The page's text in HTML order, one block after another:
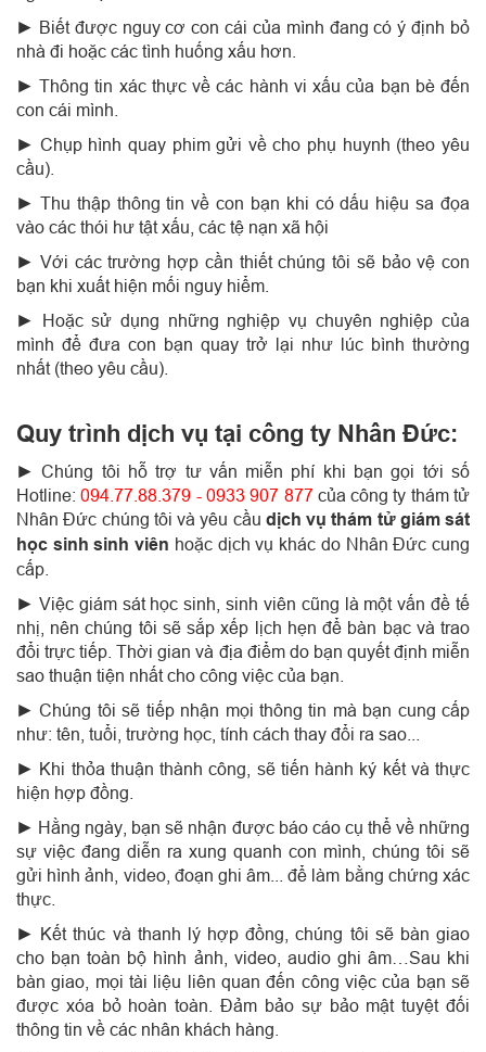
► Biết được nguy cơ con cái của mình đang có ý định bỏ
nhà đi hoặc các tình huống xấu hơn.
►Thông tin xác thực về các hành vi xấu của bạn bè đến
con cái mình.
► Chụp hình quay phim gửi về cho phụ huynh (theo yêu
cầu).
► Thu thập thông tin về con bạn khi có dấu hiệu sa đọa
vào các thói hư tật xấu, các tệ nạn xã hội
► Với các trường hợp cần thiết chúng tôi sẽ bảo vệ con
bạn khi xuất hiện mối nguy hiểm.
► Hoặc sử dụng những nghiệp vụ chuyên nghiệp của
mình để đưa con bạn quay trở lại như lúc bình thường
nhất (theo yêu cầu).
Quy trình dịch vụ tại công ty Nhân Đức:
►Chúng tôi hỗ trợ tư vấn miễn phí khi bạn gọi tới số
Hotline:094.77.88.379 - 0933 907 877của công ty thám tử
Nhân Đức chúng tôi và yêu cầu dịch vụ thám tử giám sát
học sinh sinh viên hoặc dịch vụ khác do Nhân Đức cung
cấp.
► Việc giám sát học sinh, sinh viên cũng là một vấn đề tế
nhị, nên chúng tôi sẽ sắp xếp lịch hẹn để bàn bạc và trao
đổi trực tiếp. Thời gian và địa điểm do bạn quyết định miễn
sao thuận tiện nhất cho công việc của bạn.
►Chúng tôi sẽ tiếp nhận mọi thông tin mà bạn cung cấp
như: tên, tuổi, trường học, tính cách thay đổi ra sao...
► Khi thỏa thuận thành công, sẽ tiến hành ký kết và thực
hiện hợp đồng.
► Hằng ngày, bạn sẽ nhận được báo cáo cụ thể về những
sự việc đang diễn ra xung quanh con mình, chúng tôi sẽ
gửi hình ảnh, video, đoạn ghi âm... để làm bằng chứng xác
thực.
► Kết thúc và thanh lý hợp đồng, chúng tôi sẽ bàn giao
cho bạn toàn bộ hình ảnh, video, audio ghi âm…Sau khi
bàn giao, mọi tài liệu liên quan đến công việc của bạn sẽ
được xóa bỏ hoàn toàn. Đảm bảo sự bảo mật tuyệt đối
thông tin về các nhân khách hàng.